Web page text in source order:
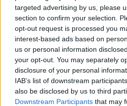
targeted advertising by us, please
section to confirm your selection.
opt-out request is processed you
interest-based ads based on
us or personal information
your opt-out. You may separately
disclosure of your personal
IAB’s list of downstream
also be disclosed by us to third
Downstream Participants that may
αφενός λουλούδι και
σύμβολο της ματαιοδοξίας,
τόσο μια ανθρώπινη
που κρατά ένα αυγό από το
λουλούδι που αργότερα θα
είναι και η μεταμόρφωση
τίτλο.